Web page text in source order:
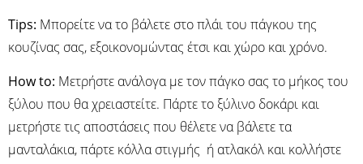
Tips: Μπορείτε να το βάλετε στο πλάι του πάγκου της
κουζίνας σας, εξοικονομώντας έτσι και χώρο και χρόνο.
How to: Μετρήστε ανάλογα με τον πάγκο σας το μήκος του
ξύλου που θα χρειαστείτε. Πάρτε το ξύλινο δοκάρι και
μετρήστε τις αποστάσεις που θέλετε να βάλετε τα
μανταλάκια, πάρτε κόλλα στιγμής ή ατλακόλ και κολλήστε